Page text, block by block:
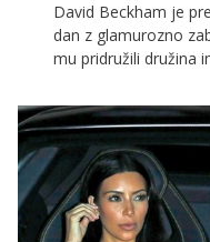
David Beckham je
dan z glamurozno
mu pridružili družina
imel druge